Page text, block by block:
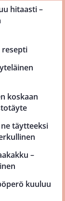
hitaasti –
resepti
koskaan
täytteeksi
–
kuuluu